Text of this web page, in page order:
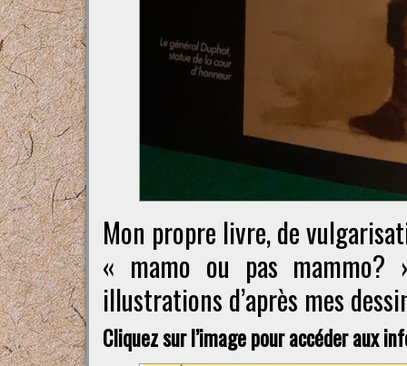
Mon propre livre, de
« mamo ou pas mammo?
illustrations d’après mes
Cliquez sur l’image pour accéder aux